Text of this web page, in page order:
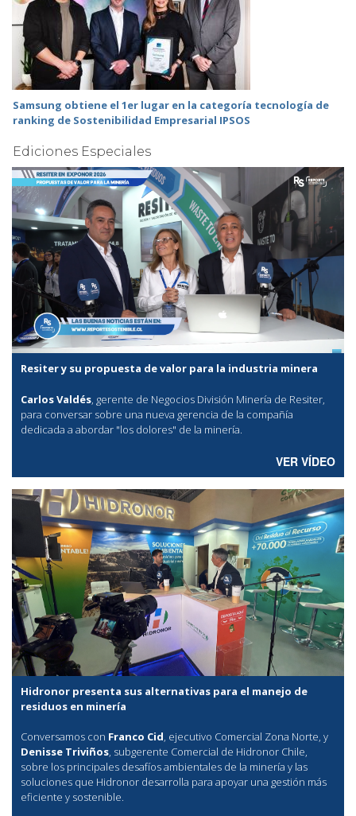
Samsung obtiene el 1er lugar en la categoría tecnología de
ranking de Sostenibilidad Empresarial IPSOS
Ediciones Especiales
Resiter y su propuesta de valor para la industria minera
Carlos Valdés, gerente de Negocios División Minería de Resiter,
para conversar sobre una nueva gerencia de la compañía
dedicada a abordar "los dolores" de la minería.
VER VÍDEO
Hidronor presenta sus alternativas para el manejo de
residuos en minería
Conversamos con Franco Cid, ejecutivo Comercial Zona Norte, y
Denisse Triviños, subgerente Comercial de Hidronor Chile,
sobre los principales desafíos ambientales de la minería y las
soluciones que Hidronor desarrolla para apoyar una gestión más
eficiente y sostenible.